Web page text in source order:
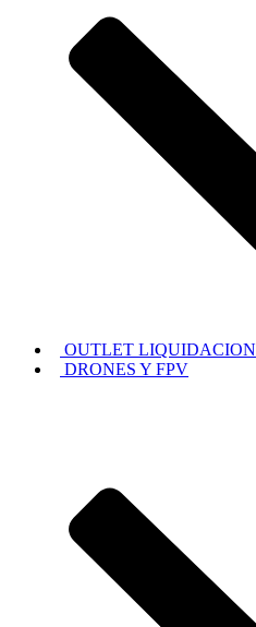
OUTLET LIQUIDACION
DRONES Y FPV